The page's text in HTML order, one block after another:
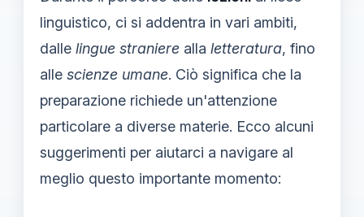
linguistico, ci si addentra in vari ambiti,
dalle lingue straniere alla letteratura, fino
alle scienze umane. Ciò significa che la
preparazione richiede un'attenzione
particolare a diverse materie. Ecco alcuni
suggerimenti per aiutarci a navigare al
meglio questo importante momento: